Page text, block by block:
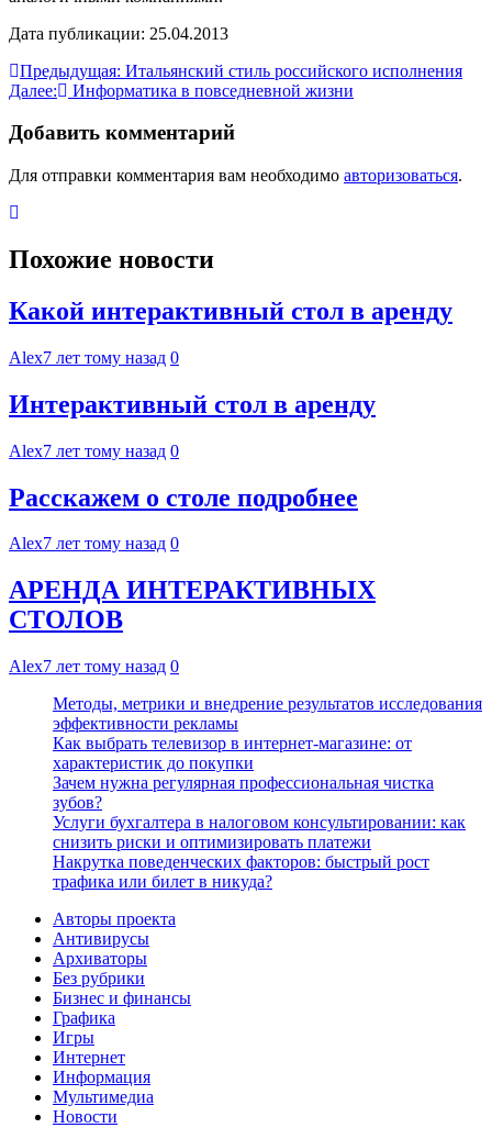
Дата публикации: 25.04.2013
Навигация
по
записям
Предыдущая: Итальянский стиль российского исполнения
Далее:
Информатика в повседневной жизни
Добавить комментарий
Для отправки комментария вам необходимо авторизоваться.
Похожие новости
Какой интерактивный стол в аренду
Alex7 лет тому назад 0
Интерактивный стол в аренду
Alex7 лет тому назад 0
Расскажем о столе подробнее
Alex7 лет тому назад 0
АРЕНДА ИНТЕРАКТИВНЫХ
СТОЛОВ
Alex7 лет тому назад 0
Методы, метрики и внедрение результатов исследования
эффективности рекламы
Как выбрать телевизор в интернет-магазине: от
характеристик до покупки
Зачем нужна регулярная профессиональная чистка
зубов?
Услуги бухгалтера в налоговом консультировании: как
снизить риски и оптимизировать платежи
Накрутка поведенческих факторов: быстрый рост
трафика или билет в никуда?
Авторы проекта
Антивирусы
Архиваторы
Без рубрики
Бизнес и финансы
Графика
Игры
Интернет
Информация
Мультимедиа
Новости